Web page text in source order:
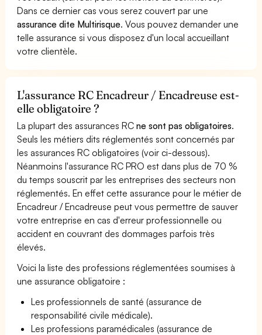
Dans ce dernier cas vous serez couvert par une
assurance dite Multirisque. Vous pouvez demander une
telle assurance si vous disposez d'un local accueillant
votre clientèle.
L'assurance RC Encadreur / Encadreuse est-
elle obligatoire ?
La plupart des assurances RCne sont pas obligatoires.
Seuls les métiers dits réglementés sont concernés par
les assurances RC obligatoires (voir ci-dessous).
Néanmoins l'assurance RC PRO est dans plus de 70 %
du temps souscrit par les entreprises des secteurs non
réglementés. En effet cette assurance pour le métier de
Encadreur / Encadreuse peut vous permettre de sauver
votre entreprise en cas d'erreur professionnelle ou
accident en couvrant des dommages parfois très
élevés.
Voici la liste des professions réglementées soumises à
une assurance obligatoire :
Les professionnels de santé (assurance de
responsabilité civile médicale).
Les professions paramédicales (assurance de